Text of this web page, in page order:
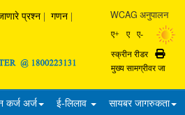
प्रश्‍न गणन WCAG अनुपालन
ए+ ए ए-
स्क्रीन रीडर
Print
मुख्य सामग्रीवर जा
कर्ज अर्ज ई-लिलाव सायबर जागरुकता